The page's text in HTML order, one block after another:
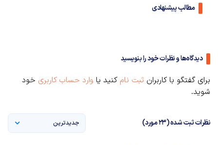
مطالب پیشنهادی
دیدگاه‌ها و نظرات خود را بنویسید
برای گفتگو با کاربران ثبت نام کنید یا وارد حساب کاربری خود
شوید.
نظرات ثبت شده (23 مورد) جدیدترین